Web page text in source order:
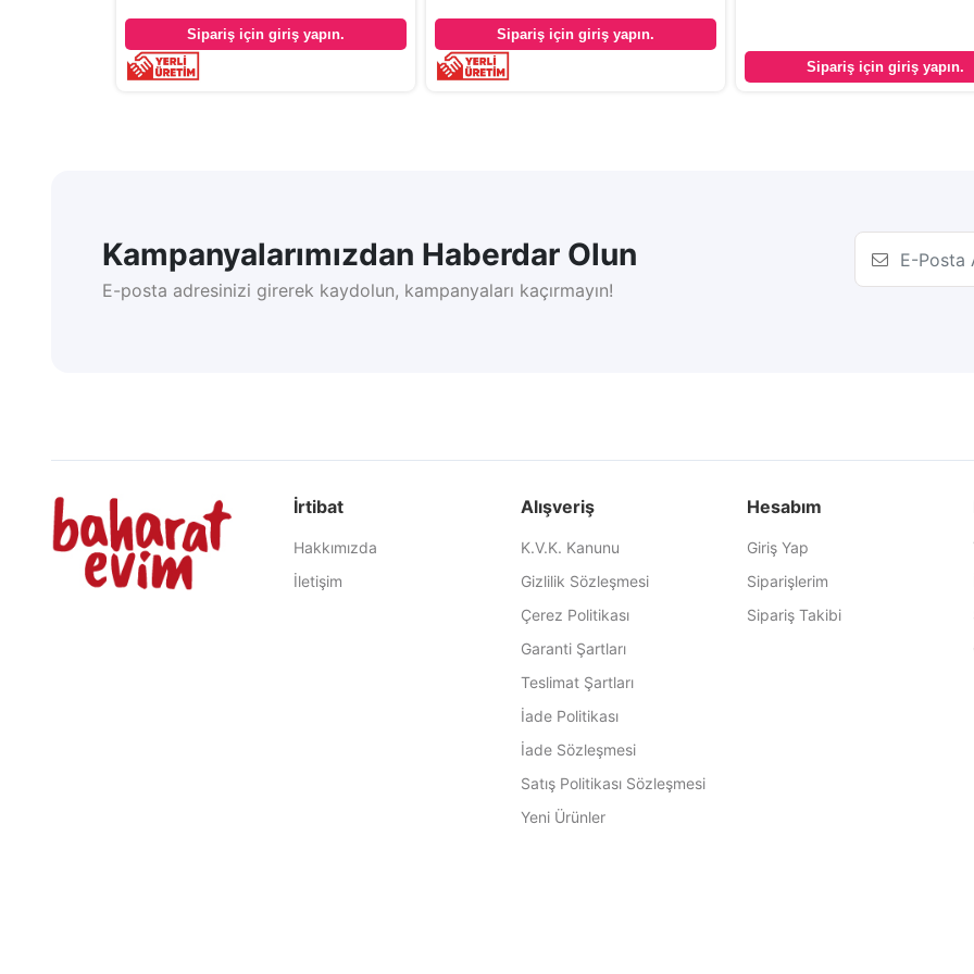
Sipariş için giriş yapın. Sipariş için giriş yapın.
Sipariş için giriş yapın.
Kampanyalarımızdan Haberdar Olun
E-posta adresinizi girerek kaydolun, kampanyaları kaçırmayın!
İrtibat
Hakkımızda
İletişim
Alışveriş
K.V.K. Kanunu
Gizlilik Sözleşmesi
Çerez Politikası
Garanti Şartları
Teslimat Şartları
İade Politikası
İade Sözleşmesi
Satış Politikası Sözleşmesi
Yeni Ürünler
Hesabım
Giriş Yap
Siparişlerim
Sipariş Takibi